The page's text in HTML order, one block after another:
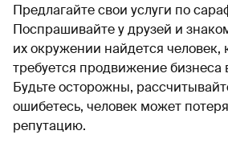
Предлагайте свои услуги по
Поспрашивайте у друзей и
их окружении найдется человек,
требуется продвижение бизнеса
Будьте осторожны,
ошибетесь, человек может
репутацию.